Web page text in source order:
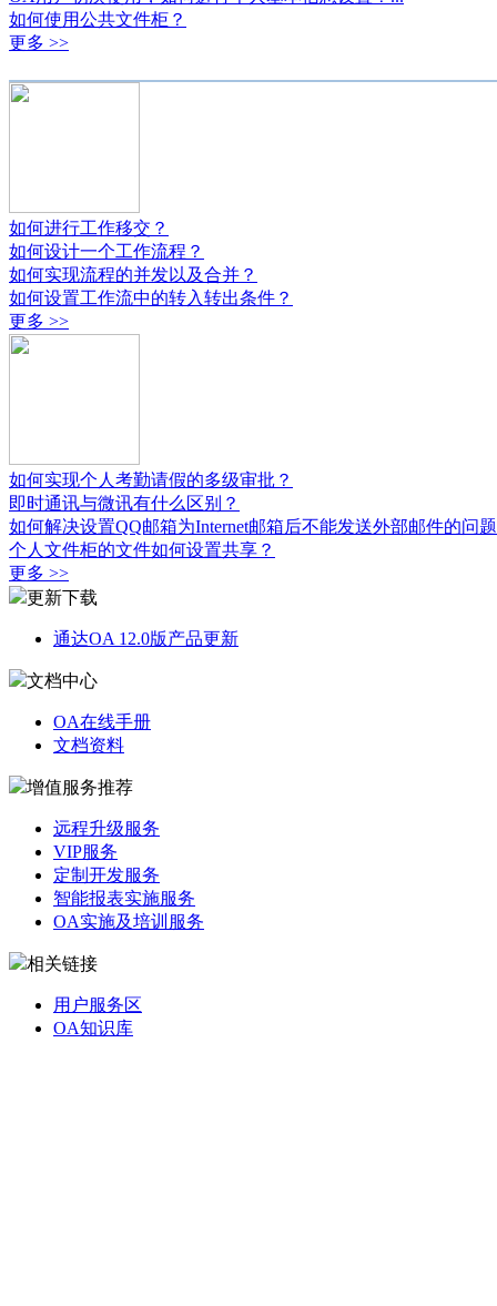
如何使用公共文件柜？
更多 >>
如何进行工作移交？
如何设计一个工作流程？
如何实现流程的并发以及合并？
如何设置工作流中的转入转出条件？
更多 >>
如何实现个人考勤请假的多级审批？
即时通讯与微讯有什么区别？
如何解决设置QQ邮箱为Internet邮箱后不能发送外部邮件的问
个人文件柜的文件如何设置共享？
更多 >>
更新下载
通达OA 12.0版产品更新
文档中心
OA在线手册
文档资料
增值服务推荐
远程升级服务
VIP服务
定制开发服务
智能报表实施服务
OA实施及培训服务
相关链接
用户服务区
OA知识库